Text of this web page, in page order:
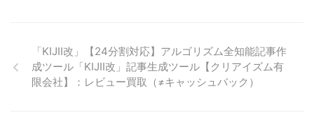
「KIJII改」【24分割対応】アルゴリズム全知能記事作
成ツール「KIJII改」記事生成ツール【クリアイズム有
限会社】：レビュー買取（≠キャッシュバック）